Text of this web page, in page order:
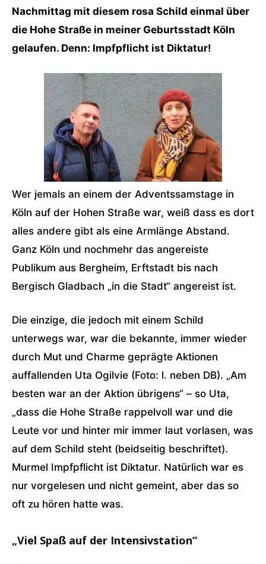
Nachmittag mit diesem rosa Schild einmal über
die Hohe Straße in meiner Geburtsstadt Köln
gelaufen. Denn: Impfpflicht ist Diktatur!
Wer jemals an einem der Adventssamstage in
Köln auf der Hohen Straße war, weiß dass es dort
alles andere gibt als eine Armlänge Abstand.
Ganz Köln und nochmehr das angereiste
Publikum aus Bergheim, Erftstadt bis nach
Bergisch Gladbach „in die Stadt“ angereist ist.
Die einzige, die jedoch mit einem Schild
unterwegs war, war die bekannte, immer wieder
durch Mut und Charme geprägte Aktionen
auffallenden Uta Ogilvie (Foto: l. neben DB). „Am
besten war an der Aktion übrigens“ – so Uta,
„dass die Hohe Straße rappelvoll war und die
Leute vor und hinter mir immer laut vorlasen, was
auf dem Schild steht (beidseitig beschriftet).
Murmel Impfpflicht ist Diktatur. Natürlich war es
nur vorgelesen und nicht gemeint, aber das so
oft zu hören hatte was.
„Viel Spaß auf der Intensivstation“